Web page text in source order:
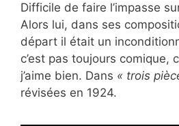
Difficile de faire l’impasse
Alors lui, dans ses
départ il était un
c’est pas toujours comique,
j’aime bien. Dans « trois
révisées en 1924.